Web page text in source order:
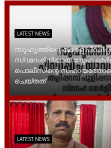
LATEST NEWS
സുഹൃത്തിന്റെ മകളെ
സ്വദേശിനിയായ സ്നേഹ
പൊലീസിന്റെ
ചെയ്തത്
LATEST NEWS